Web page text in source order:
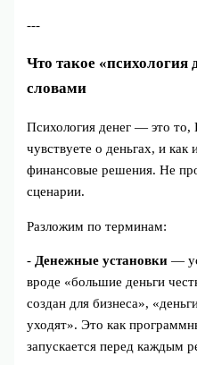
---
Что такое «психология
словами
Психология денег — это
чувствуете о деньгах, и как
финансовые решения. Не
сценарии.
Разложим по терминам:
-Денежные установки —
вроде «большие деньги
создан для бизнеса»,
уходят». Это как
запускается перед каждым